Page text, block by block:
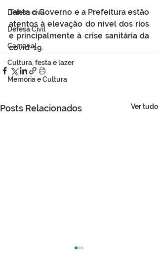
Defesa cívil
Defesa Civil
Carnaval
Cultura, festa e lazer
Memória e Cultura
Tanto o Governo e a Prefeitura estão
atentos à elevação do nível dos rios
e principalmente à crise sanitária da
covid-19.
Posts Relacionados Ver tudo